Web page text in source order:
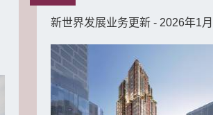
新世界发展业务更新 - 2026年1月